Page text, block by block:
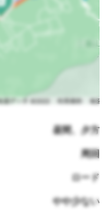
昼間、夕方
周回
ロード
やや少ない